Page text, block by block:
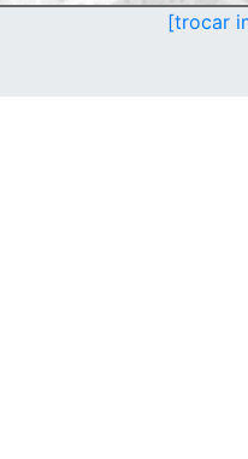
[trocar